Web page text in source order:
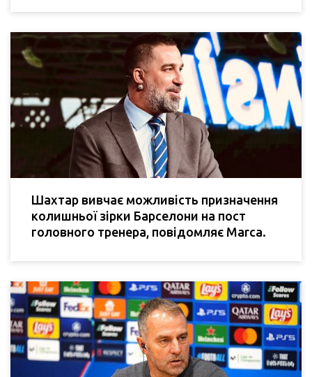
Шахтар вивчає можливість призначення
колишньої зірки Барселони на пост
головного тренера, повідомляє Marca.